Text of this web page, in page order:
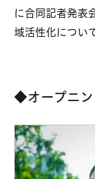
に合同記者発表
域活性化につい
◆オープニン